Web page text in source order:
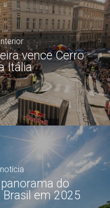
vence Cerro
Itália
do
em 2025